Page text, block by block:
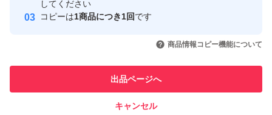
取引実績
引を完了させた実績があります
での取引実績があります
してください
コピーは1商品につき1回です
商品情報コピー機能について
出品ページへ
キャンセル